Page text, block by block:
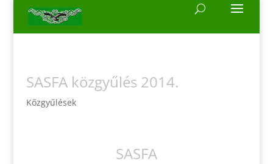
SASFA közgyűlés 2014.
Kőzgyűlések
SASFA